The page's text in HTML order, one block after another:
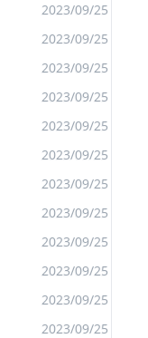
2023/09/25
2023/09/25
2023/09/25
2023/09/25
2023/09/25
2023/09/25
2023/09/25
2023/09/25
2023/09/25
2023/09/25
2023/09/25
2023/09/25
<